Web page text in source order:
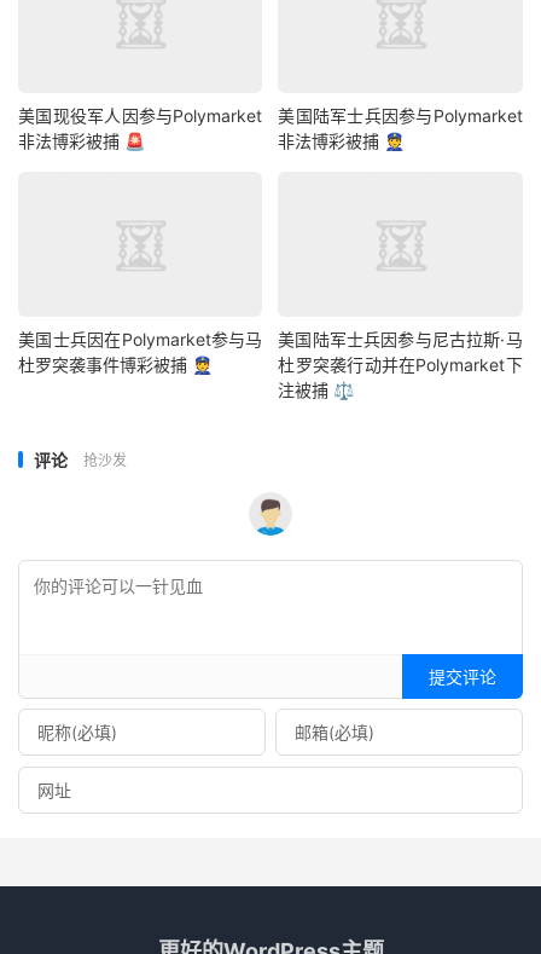
美国现役军人因参与Polymarket
非法博彩被捕 🚨
美国陆军士兵因参与Polymarket
非法博彩被捕 👮
美国士兵因在Polymarket参与马
杜罗突袭事件博彩被捕 👮
美国陆军士兵因参与尼古拉斯·马
杜罗突袭行动并在Polymarket下
注被捕 ⚖️
评论 抢沙发
提交评论